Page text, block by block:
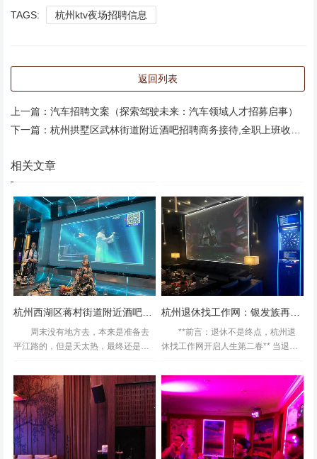
要的考量因素。这包括： - **抗压能力**：能够应对高压工
作环境，保持冷静和专注。 - **应变能力**：在紧急情况下
负责，能够承担起保护客户和公司财产安全的责任。 **四、
案例分析** 以某知名物业公司为例，该公司在招聘保安女生
时，除了上述基本条件外，还特别强调了以下几点： - **教
育背景**：要求应聘者至少具备高中及以上学历。 - **工作
训考核**：所有应聘者需经过严格的培训考核，包括理论考
试和实操演练。其中，实操演练包括模拟应对突发事件、使
用电子设备等。 - **性别优势**：在招聘过程中，该公司也
注意到了女性保安在某些方面的优势，如更好的沟通能力、
更强的观察能力等。因此，在同等条件下，女性应聘者更容
易获得青睐。 综上所述，招聘保安女生的条件主要包括基
本条件、专业技能、心理素质以及特定公司的额外要求。如
果您正在寻找保安工作，不妨从以上几个方面入手提升自
TAGS: 杭州ktv夜场招聘信息
返回列表
上一篇： 汽车招聘文案（探索驾驶未来：汽车领域人才招募启事）
下一篇： 杭州拱墅区武林街道附近酒吧招聘商务接待,全职上班收入多少
相关文章
杭州西湖区蒋村街道附近酒吧招聘商务礼仪,是当天上班当天发薪吗？
周末没有地方去，本来是准备去
平江路的，但是天太热，最终还是选
牌子牧歌，没有去团购就现场买的小
招聘两个小时，觉得带着小朋友去也
是挺好的，又能唱歌又能休息，...
杭州退休找工作网：银发族再就业新平台
**前言：退休不是终点，杭州退
休找工作网开启人生第二春** 当退休
“慢节奏”模式，但事实上，越来越多的
杭州退休人士正以更积极的姿态拥抱
新阶段——他们渴...